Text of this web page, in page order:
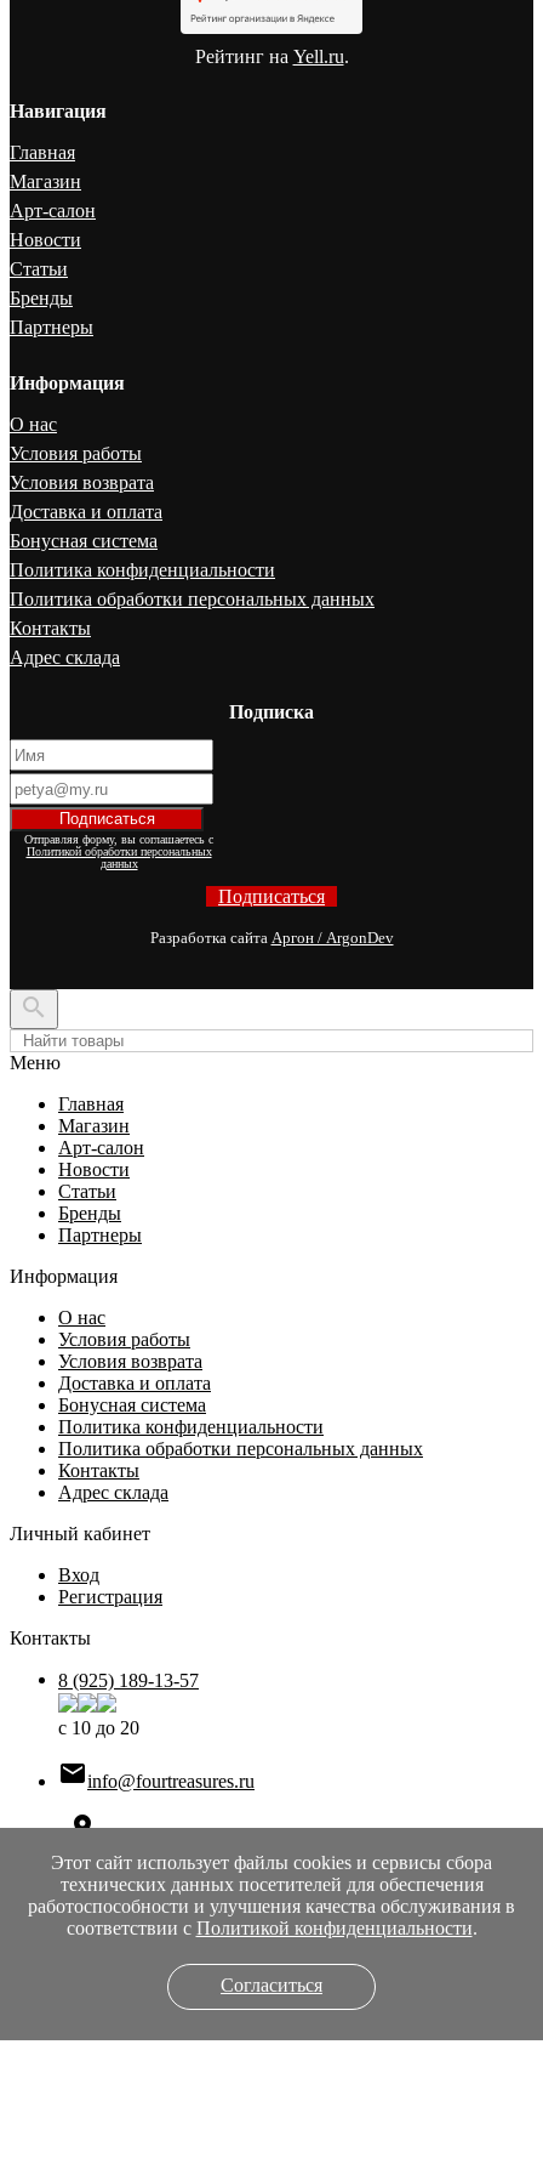
Рейтинг на Yell.ru.
Навигация
Главная
Магазин
Арт-салон
Новости
Статьи
Бренды
Партнеры
Информация
О нас
Условия работы
Условия возврата
Доставка и оплата
Бонусная система
Политика конфиденциальности
Политика обработки персональных данных
Контакты
Адрес склада
Подписка
Отправляя форму, вы соглашаетесь с
Политикой обработки персональных
данных
Подписаться
Разработка сайта Аргон / ArgonDev
Этот сайт использует файлы cookies и сервисы сбора
технических данных посетителей для обеспечения
работоспособности и улучшения качества обслуживания в
соответствии с Политикой конфиденциальности.
Согласиться

Меню
Главная
Магазин
Арт-салон
Новости
Статьи
Бренды
Партнеры
Информация
О нас
Условия работы
Условия возврата
Доставка и оплата
Бонусная система
Политика конфиденциальности
Политика обработки персональных данных
Контакты
Адрес склада
Личный кабинет
Вход
Регистрация
Контакты
8 (925) 189-13-57
с 10 до 20
info@fourtreasures.ru
 г. Москва, Старокалужское шоссе 65
Ср, Пт, Вс 10:00—18:00i
Понедельник
выходной
Вторник
10:00 — 18:00